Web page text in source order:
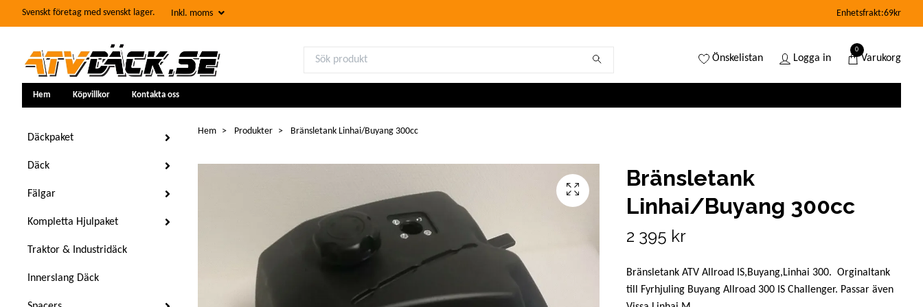
Svenskt företag med svenskt lager. Inkl. moms Enhetsfrakt:69kr
Önskelistan Logga in
0
Varukorg
Hem Köpvillkor Kontakta oss
Däckpaket
Däck
Fälgar
Kompletta Hjulpaket
Traktor & Industridäck
Innerslang Däck
Hem Produkter Bränsletank Linhai/Buyang 300cc
Bränsletank
Linhai/Buyang 300cc
2 395 kr
Bränsletank ATV Allroad IS,Buyang,Linhai 300. Orginaltank
till Fyrhjuling Buyang Allroad 300 IS Challenger. Passar även